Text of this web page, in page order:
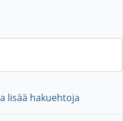
lisää hakuehtoja